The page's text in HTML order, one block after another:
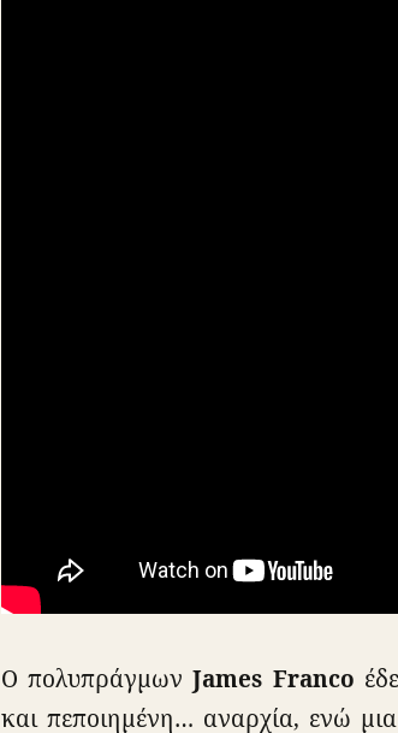
Ο πολυπράγμωνJames Franco
και πεποιημένη… αναρχία, ενώ